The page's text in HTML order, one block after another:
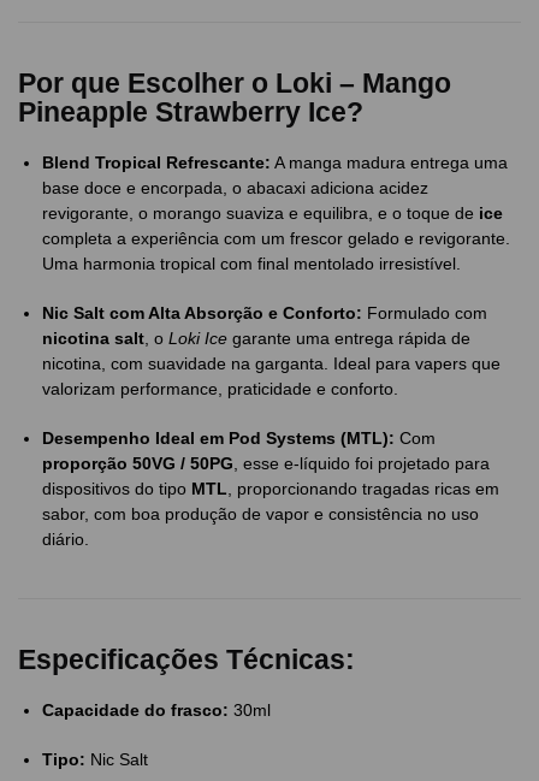
Por que Escolher o Loki – Mango
Pineapple Strawberry Ice?
Blend Tropical Refrescante: A manga madura entrega uma
base doce e encorpada, o abacaxi adiciona acidez
revigorante, o morango suaviza e equilibra, e o toque de ice
completa a experiência com um frescor gelado e revigorante.
Uma harmonia tropical com final mentolado irresistível.
Nic Salt com Alta Absorção e Conforto: Formulado com
nicotina salt, o Loki Ice garante uma entrega rápida de
nicotina, com suavidade na garganta. Ideal para vapers que
valorizam performance, praticidade e conforto.
Desempenho Ideal em Pod Systems (MTL): Com
proporção 50VG / 50PG , esse e-líquido foi projetado para
dispositivos do tipo MTL , proporcionando tragadas ricas em
sabor, com boa produção de vapor e consistência no uso
diário.
Especificações Técnicas:
Capacidade do frasco: 30ml
Tipo: Nic Salt